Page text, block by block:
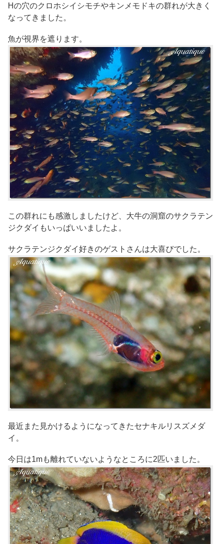
Hの穴のクロホシイシモチやキンメモドキの群れが大きく
なってきました。
魚が視界を遮ります。
この群れにも感激しましたけど、大牛の洞窟のサクラテン
ジクダイもいっぱいいましたよ。
サクラテンジクダイ好きのゲストさんは大喜びでした。
最近また見かけるようになってきたセナキルリスズメダ
イ。
今日は1mも離れていないようなところに2匹いました。